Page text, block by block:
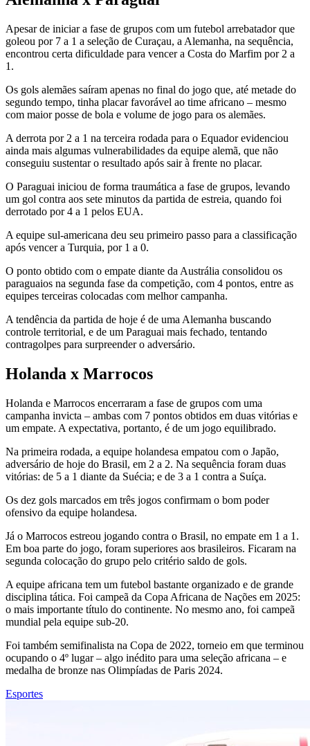
Apesar de iniciar a fase de grupos com um futebol arrebatador que
goleou por 7 a 1 a seleção de Curaçau, a Alemanha, na sequência,
encontrou certa dificuldade para vencer a Costa do Marfim por 2 a
1.
Os gols alemães saíram apenas no final do jogo que, até metade do
segundo tempo, tinha placar favorável ao time africano – mesmo
com maior posse de bola e volume de jogo para os alemães.
A derrota por 2 a 1 na terceira rodada para o Equador evidenciou
ainda mais algumas vulnerabilidades da equipe alemã, que não
conseguiu sustentar o resultado após sair à frente no placar.
O Paraguai iniciou de forma traumática a fase de grupos, levando
um gol contra aos sete minutos da partida de estreia, quando foi
derrotado por 4 a 1 pelos EUA.
A equipe sul-americana deu seu primeiro passo para a classificação
após vencer a Turquia, por 1 a 0.
O ponto obtido com o empate diante da Austrália consolidou os
paraguaios na segunda fase da competição, com 4 pontos, entre as
equipes terceiras colocadas com melhor campanha.
A tendência da partida de hoje é de uma Alemanha buscando
controle territorial, e de um Paraguai mais fechado, tentando
contragolpes para surpreender o adversário.
Holanda x Marrocos
Holanda e Marrocos encerraram a fase de grupos com uma
campanha invicta – ambas com 7 pontos obtidos em duas vitórias e
um empate. A expectativa, portanto, é de um jogo equilibrado.
Na primeira rodada, a equipe holandesa empatou com o Japão,
adversário de hoje do Brasil, em 2 a 2. Na sequência foram duas
vitórias: de 5 a 1 diante da Suécia; e de 3 a 1 contra a Suíça.
Os dez gols marcados em três jogos confirmam o bom poder
ofensivo da equipe holandesa.
Já o Marrocos estreou jogando contra o Brasil, no empate em 1 a 1.
Em boa parte do jogo, foram superiores aos brasileiros. Ficaram na
segunda colocação do grupo pelo critério saldo de gols.
A equipe africana tem um futebol bastante organizado e de grande
disciplina tática. Foi campeã da Copa Africana de Nações em 2025:
o mais importante título do continente. No mesmo ano, foi campeã
mundial pela equipe sub-20.
Foi também semifinalista na Copa de 2022, torneio em que terminou
ocupando o 4º lugar – algo inédito para uma seleção africana – e
medalha de bronze nas Olimpíadas de Paris 2024.
Esportes